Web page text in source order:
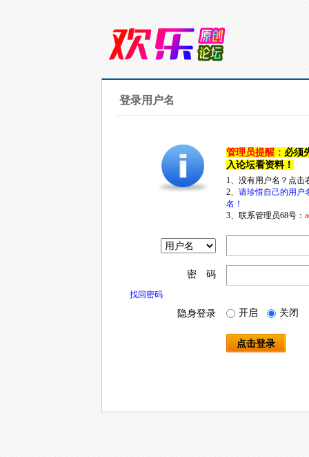
登录用户名
管理员提醒： 必须
入论坛看资料！
1、没有用户名？点
2、 请珍惜自己的用户
名！
3、联系管理员68号：
密 码
找回密码
隐身登录 开启 关闭
点击登录